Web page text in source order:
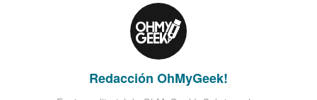
Redacción OhMyGeek!